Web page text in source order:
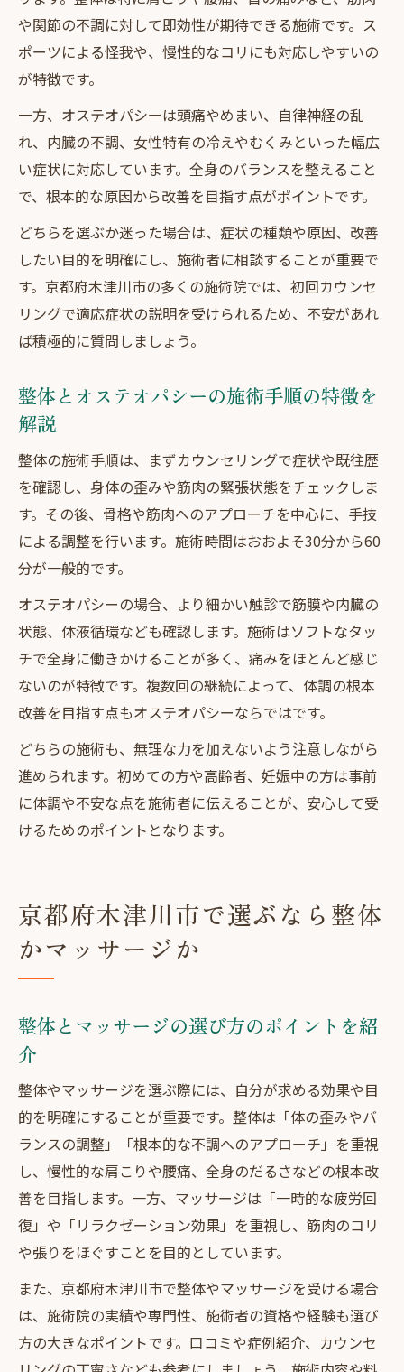
や関節の不調に対して即効性が期待できる施術です。ス
ポーツによる怪我や、慢性的なコリにも対応しやすいの
が特徴です。
一方、オステオパシーは頭痛やめまい、自律神経の乱
れ、内臓の不調、女性特有の冷えやむくみといった幅広
い症状に対応しています。全身のバランスを整えること
で、根本的な原因から改善を目指す点がポイントです。
どちらを選ぶか迷った場合は、症状の種類や原因、改善
したい目的を明確にし、施術者に相談することが重要で
す。京都府木津川市の多くの施術院では、初回カウンセ
リングで適応症状の説明を受けられるため、不安があれ
ば積極的に質問しましょう。
整体とオステオパシーの施術手順の特徴を
解説
整体の施術手順は、まずカウンセリングで症状や既往歴
を確認し、身体の歪みや筋肉の緊張状態をチェックしま
す。その後、骨格や筋肉へのアプローチを中心に、手技
による調整を行います。施術時間はおおよそ30分から60
分が一般的です。
オステオパシーの場合、より細かい触診で筋膜や内臓の
状態、体液循環なども確認します。施術はソフトなタッ
チで全身に働きかけることが多く、痛みをほとんど感じ
ないのが特徴です。複数回の継続によって、体調の根本
改善を目指す点もオステオパシーならではです。
どちらの施術も、無理な力を加えないよう注意しながら
進められます。初めての方や高齢者、妊娠中の方は事前
に体調や不安な点を施術者に伝えることが、安心して受
けるためのポイントとなります。
京都府木津川市で選ぶなら整体
かマッサージか
整体とマッサージの選び方のポイントを紹
介
整体やマッサージを選ぶ際には、自分が求める効果や目
的を明確にすることが重要です。整体は「体の歪みやバ
ランスの調整」「根本的な不調へのアプローチ」を重視
し、慢性的な肩こりや腰痛、全身のだるさなどの根本改
善を目指します。一方、マッサージは「一時的な疲労回
復」や「リラクゼーション効果」を重視し、筋肉のコリ
や張りをほぐすことを目的としています。
また、京都府木津川市で整体やマッサージを受ける場合
は、施術院の実績や専門性、施術者の資格や経験も選び
方の大きなポイントです。口コミや症例紹介、カウンセ